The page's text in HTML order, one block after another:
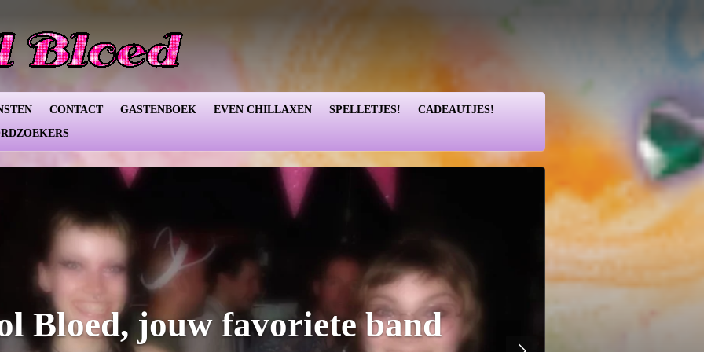
CONTACT GASTENBOEK EVEN CHILLAXEN SPELLETJES!
CADEAUTJES!
Bloed, jouw favoriete band Je